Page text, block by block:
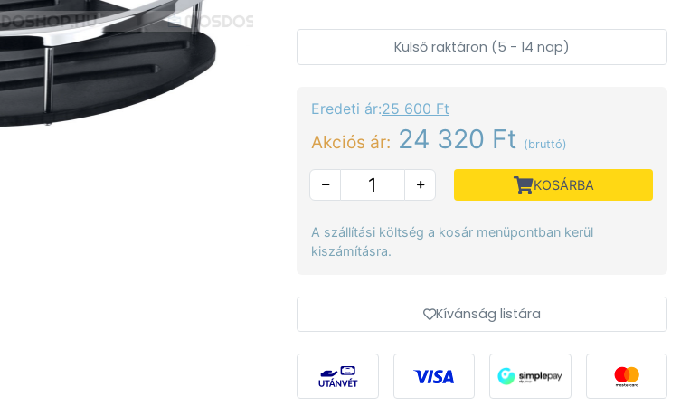
Külső raktáron (5 - 14 nap)
Eredeti ár:25 600 Ft
Akciós ár: 24 320 Ft (bruttó)
KOSÁRBA
A szállítási költség a kosár menüpontban kerül
kiszámításra.
Kívánság listára